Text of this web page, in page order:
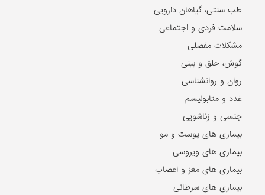
طب سنتی، گیاهان دارویی
سلامت فردی و اجتماعی
مشکلات مفصلی
گوش، حلق و بینی
روان و روانشناسی
غدد و متابولیسم
جنسی و زناشویی
بیماری های پوست و مو
بیماری های ویروسی
بیماری های مغز و اعصاب
بیماری های سرطانی